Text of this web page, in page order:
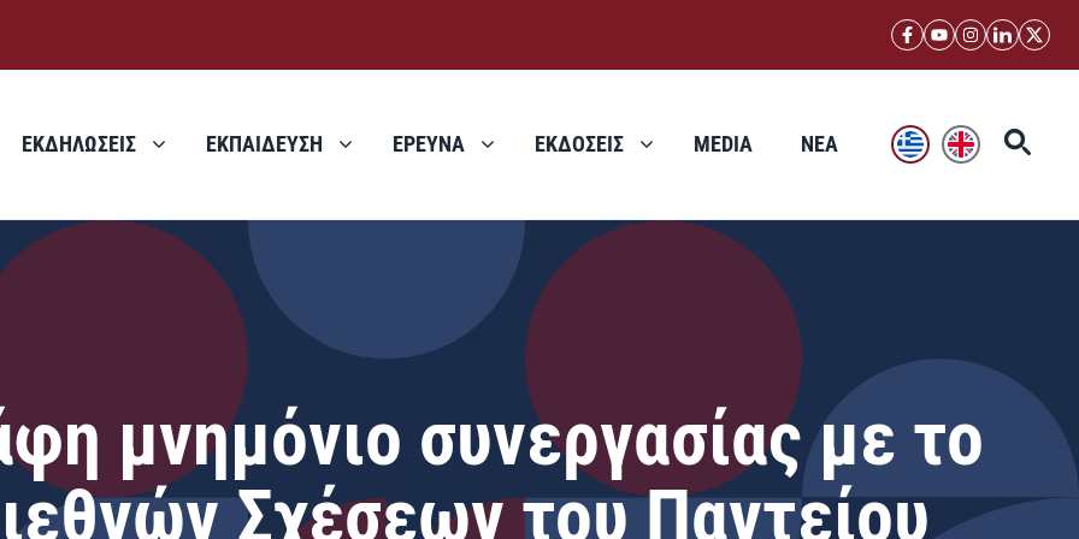
ΕΚΔΗΛΩΣΕΙΣ ΕΚΠΑΙΔΕΥΣΗ ΕΡΕΥΝΑ ΕΚΔΟΣΕΙΣ MEDIA ΝΕΑ
μνημόνιο συνεργασίας με το
Σχέσεων του Παντείου